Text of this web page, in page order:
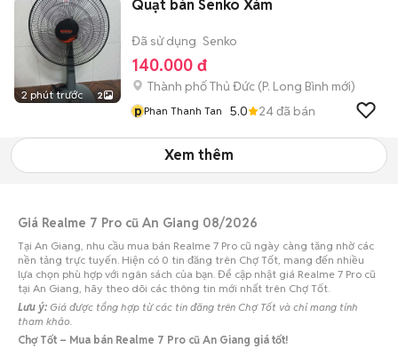
2 phút trước 2
Quạt bàn Senko Xám
Đã sử dụng Senko
140.000 đ
Thành phố Thủ Đức (P. Long Bình mới)
pPhan Thanh Tan 5.0 24đã bán
Xem thêm
Giá Realme 7 Pro cũ An Giang 08/2026
Tại An Giang, nhu cầu mua bán Realme 7 Pro cũ ngày càng tăng nhờ các
nền tảng trực tuyến. Hiện có 0 tin đăng trên Chợ Tốt, mang đến nhiều
lựa chọn phù hợp với ngân sách của bạn. Để cập nhật giá Realme 7 Pro cũ
tại An Giang, hãy theo dõi các thông tin mới nhất trên Chợ Tốt.
Lưu ý: Giá được tổng hợp từ các tin đăng trên Chợ Tốt và chỉ mang tính
tham khảo.
Chợ Tốt – Mua bán Realme 7 Pro cũ An Giang giá tốt!